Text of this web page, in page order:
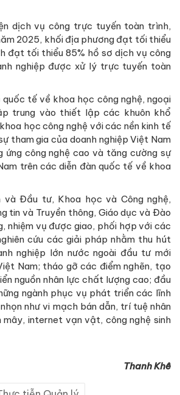
dịch vụ công trực tuyến toàn trình,
2025, khối địa phương đạt tối thiểu
đạt tối thiểu 85% hồ sơ dịch vụ công
nghiệp được xử lý trực tuyến toàn
tế về khoa học công nghệ, ngoại
trung vào thiết lập các khuôn khổ
học công nghệ với các nền kinh tế
tham gia của doanh nghiệp Việt Nam
ứng công nghệ cao và tăng cường sự
trên các diễn đàn quốc tế về khoa
và Đầu tư, Khoa học và Công nghệ,
tin và Truyền thông, Giáo dục và Đào
nhiệm vụ được giao, phối hợp với các
cứu các giải pháp nhằm thu hút
nghiệp lớn nước ngoài đầu tư mới
Nam; tháo gỡ các điểm nghẽn, tạo
nguồn nhân lực chất lượng cao; đầu
ngành phục vụ phát triển các lĩnh
như vi mạch bán dẫn, trí tuệ nhân
internet vạn vật, công nghệ sinh
Thanh Khê